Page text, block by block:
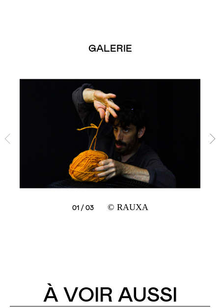
GALERIE
01 / 03 © RAUXA
02 / 03
03 / 03
À VOIR AUSSI